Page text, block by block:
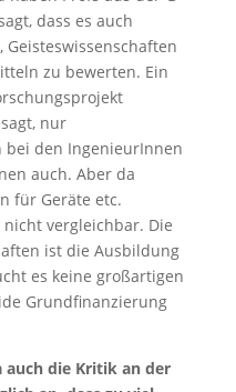
dass es auch
zu bewerten. Ein
nur
bei den IngenieurInnen
auch. Aber da
für Geräte etc.
vergleichbar. Die
ist die Ausbildung
es keine großartigen
Grundfinanzierung
auch die Kritik an der